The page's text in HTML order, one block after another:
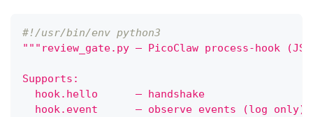
#!/usr/bin/env python3
"""review_gate.py – PicoClaw process-hook
Supports:
  hook.hello      – handshake
  hook.event      – observe events (log only)